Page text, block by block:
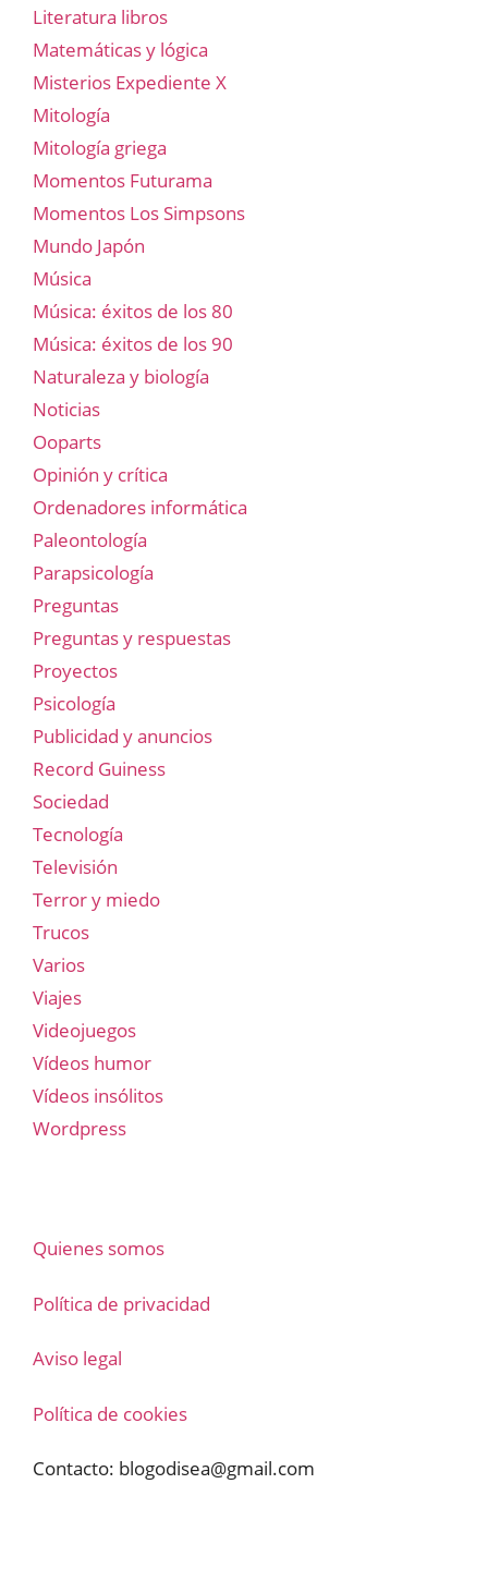
Literatura libros
Matemáticas y lógica
Misterios Expediente X
Mitología
Mitología griega
Momentos Futurama
Momentos Los Simpsons
Mundo Japón
Música
Música: éxitos de los 80
Música: éxitos de los 90
Naturaleza y biología
Noticias
Ooparts
Opinión y crítica
Ordenadores informática
Paleontología
Parapsicología
Preguntas
Preguntas y respuestas
Proyectos
Psicología
Publicidad y anuncios
Record Guiness
Sociedad
Tecnología
Televisión
Terror y miedo
Trucos
Varios
Viajes
Videojuegos
Vídeos humor
Vídeos insólitos
Wordpress
Quienes somos
Política de privacidad
Aviso legal
Política de cookies
Contacto: blogodisea@gmail.com